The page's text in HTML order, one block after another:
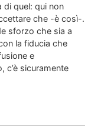
di quel: qui non
che -è così-.
sforzo che sia a
la fiducia che
e
c’è sicuramente